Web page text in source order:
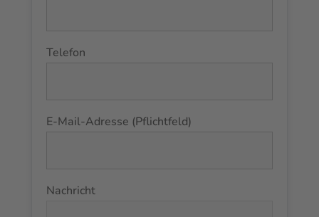
Telefon
E-Mail-Adresse (Pflichtfeld)
Nachricht